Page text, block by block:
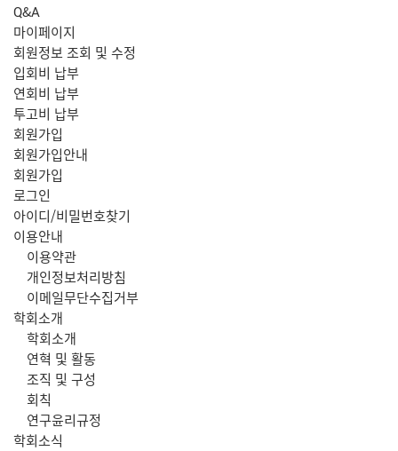
Q&A
마이페이지
회원정보 조회 및 수정
입회비 납부
연회비 납부
투고비 납부
회원가입
회원가입안내
회원가입
로그인
아이디/비밀번호찾기
주
뉴
이용안내
이용약관
개인정보처리방침
이메일무단수집거부
학회소개
학회소개
연혁 및 활동
조직 및 구성
회칙
연구윤리규정
학회소식